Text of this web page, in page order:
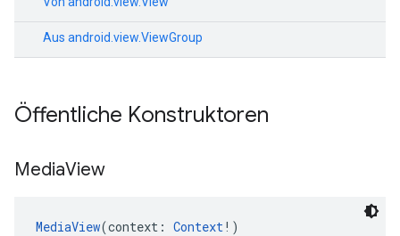
Aus android.view.ViewGroup
Öffentliche Konstruktoren
MediaView
MediaView(context: Context!)